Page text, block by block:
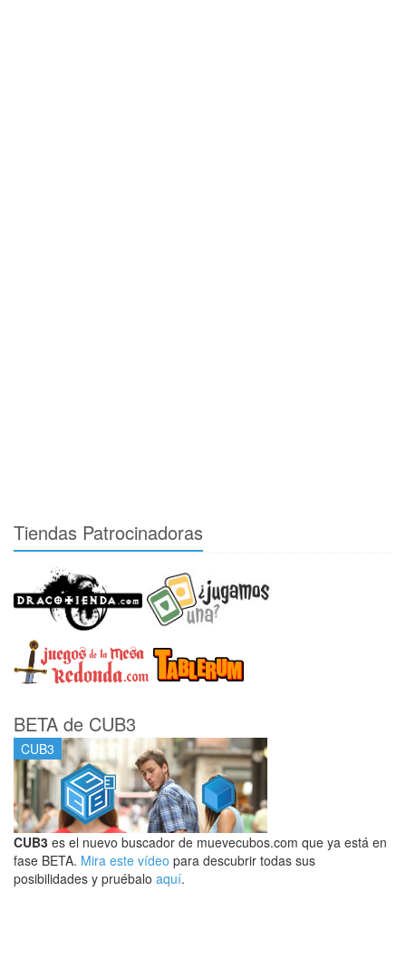
Tiendas Patrocinadoras
BETA de CUB3
CUB3
CUB3 es el nuevo buscador de muevecubos.com que ya está en
fase BETA. Mira este vídeo para descubrir todas sus
posibilidades y pruébalo aquí.